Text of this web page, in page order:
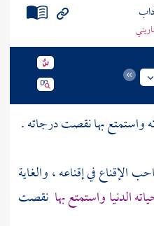
واستمتع بها نقصت درجاته .
الإقناع في إقناعه ، والغاية
الدنيا واستمتع بها نقصت